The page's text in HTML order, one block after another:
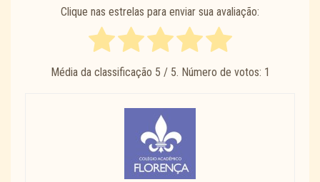
Clique nas estrelas para enviar sua avaliação:
Média da classificação 5 / 5. Número de votos: 1